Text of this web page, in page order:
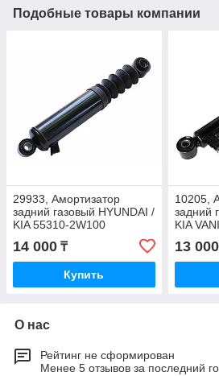
Подобные товары компании
29933, Амортизатор
задний газовый HYUNDAI /
KIA 55310-2W100
14 000 ₸
Купить
10205,
задний
KIA
13 000
О нас
Рейтинг не сформирован
Менее 5 отзывов за последний